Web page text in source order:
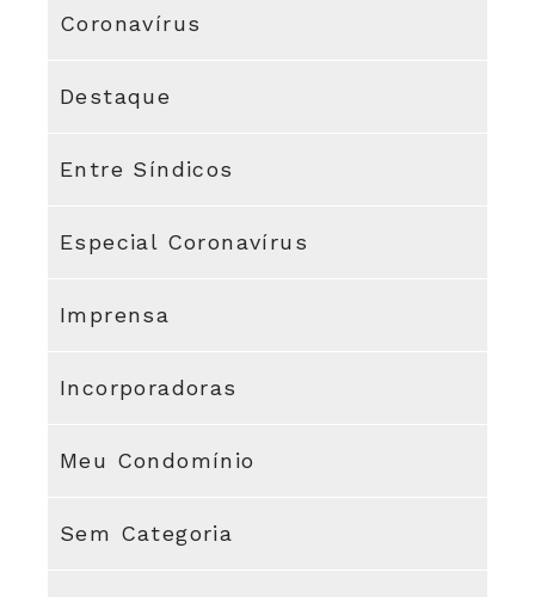
Coronavírus
Destaque
Entre Síndicos
Especial Coronavírus
Imprensa
Incorporadoras
Meu Condomínio
Sem Categoria